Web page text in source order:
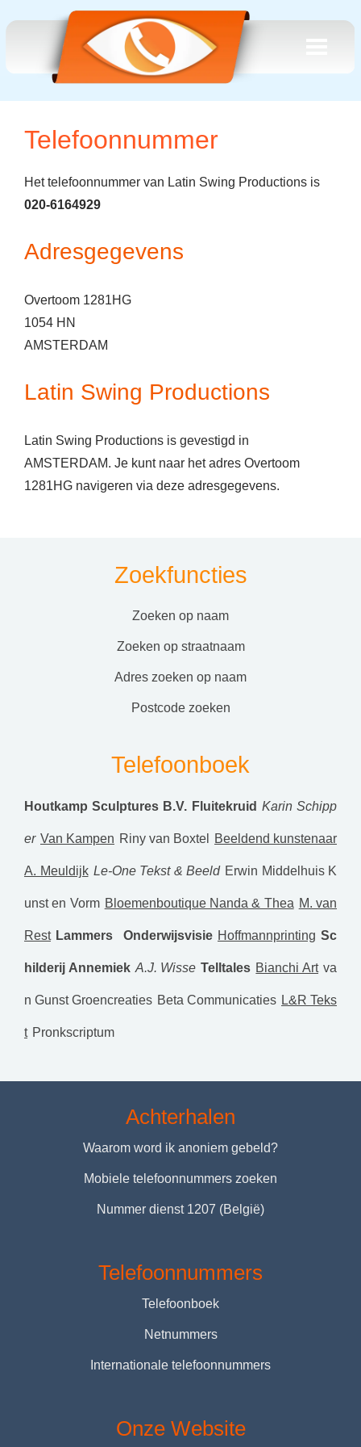
Telefoonnummer
Het telefoonnummer van Latin Swing Productions is
020-6164929
Adresgegevens
Overtoom 1281HG
1054 HN
AMSTERDAM
Latin Swing Productions
Latin Swing Productions is gevestigd in
AMSTERDAM. Je kunt naar het adres Overtoom
1281HG navigeren via deze adresgegevens.
Zoekfuncties
zoeken op naam
zoeken op straatnaam
adres zoeken op naam
postcode zoeken
Telefoonboek
Houtkamp Sculptures B.V. Fluitekruid Karin Schipp
er Van Kampen Riny van Boxtel Beeldend kunstenaar
A. Meuldijk Le-One Tekst & Beeld Erwin Middelhuis K
unst en Vorm Bloemenboutique Nanda & Thea M. van
Rest Lammers Onderwijsvisie Hoffmannprinting Sc
hilderij Annemiek A.J. Wisse Telltales Bianchi Art va
n Gunst Groencreaties Beta Communicaties L&R Teks
t Pronkscriptum
Achterhalen
Waarom word ik anoniem gebeld?
Mobiele telefoonnummers zoeken
Nummer dienst 1207 (België)
Telefoonnummers
Telefoonboek
Netnummers
Internationale telefoonnummers
Onze Website